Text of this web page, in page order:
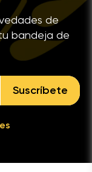
de
bandeja de
Suscríbete